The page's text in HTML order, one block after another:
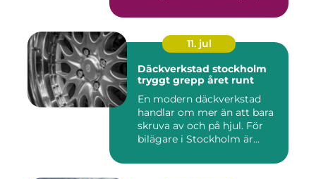
11. jul
Däckverkstad stockholm
tryggt grepp året runt
En modern däckverkstad
handlar om mer än att bara
skruva av och på hjul. För
bilägare i Stockholm är...